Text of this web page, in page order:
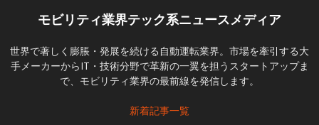
モビリティ業界テック系ニュースメディア
世界で著しく膨脹・発展を続ける自動運転業界。市場を牽引する大
手メーカーからIT・技術分野で革新の一翼を担うスタートアップま
で、モビリティ業界の最前線を発信します。
新着記事一覧